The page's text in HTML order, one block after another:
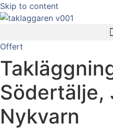
Skip to content
Offert
Södertälje,
Nykvarn